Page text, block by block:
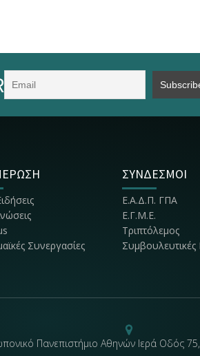
Συνεργασίες
ΣΥΝΔΕΣΜΟΙ
Ε.Α.Δ.Π. ΓΠΑ
Ε.Γ.Μ.Ε.
Τριπτόλεμος
Συμβουλευτικές
Πανεπιστήμιο Αθηνών Ιερά Οδός